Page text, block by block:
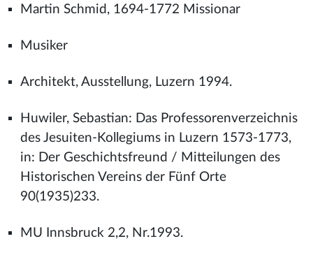
Martin Schmid, 1694-1772 Missionar
Musiker
Architekt, Ausstellung, Luzern 1994.
Huwiler, Sebastian: Das Professorenverzeichnis
des Jesuiten-Kollegiums in Luzern 1573-1773,
in: Der Geschichtsfreund / Mitteilungen des
Historischen Vereins der Fünf Orte
90(1935)233.
MU Innsbruck 2,2, Nr.1993.